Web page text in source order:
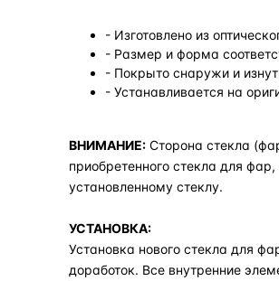
- Изготовлено из
- Размер и форма
- Покрыто снаружи и
- Устанавливается на
ВНИМАНИЕ: Сторона стекла
приобретенного стекла для фар,
установленному стеклу.
УСТАНОВКА:
Установка нового стекла для
доработок. Все внутренние